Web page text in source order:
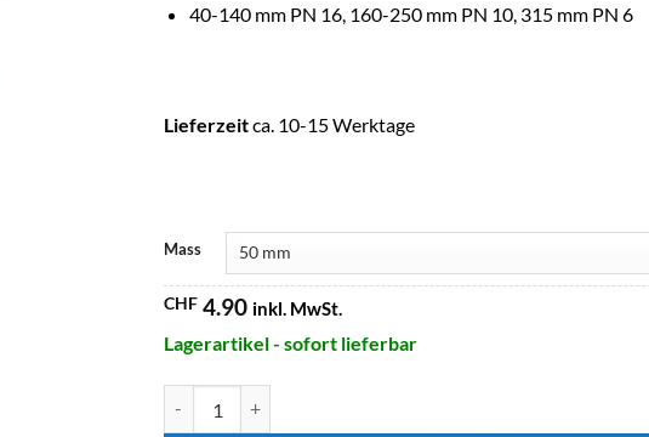
40-140 mm PN 16, 160-250 mm PN 10, 315 mm PN 6
Lieferzeitca. 10-15 Werktage
Mass
CHF 4.90 inkl. MwSt.
Lagerartikel - sofort lieferbar